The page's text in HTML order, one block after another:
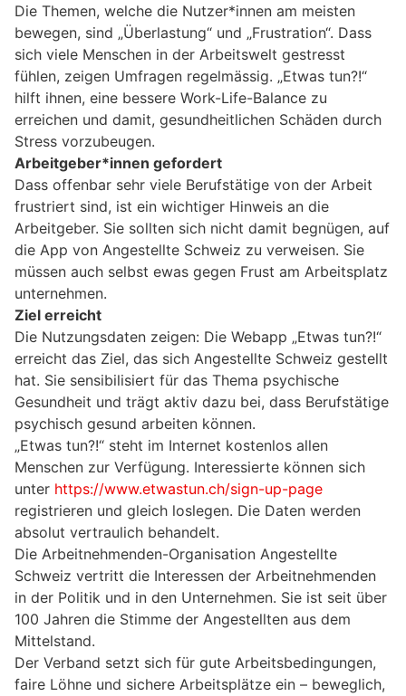
Die Themen, welche die Nutzer*innen am meisten
bewegen, sind „Überlastung“ und „Frustration“. Dass
sich viele Menschen in der Arbeitswelt gestresst
fühlen, zeigen Umfragen regelmässig. „Etwas tun?!“
hilft ihnen, eine bessere Work-Life-Balance zu
erreichen und damit, gesundheitlichen Schäden durch
Stress vorzubeugen.
Arbeitgeber*innen gefordert
Dass offenbar sehr viele Berufstätige von der Arbeit
frustriert sind, ist ein wichtiger Hinweis an die
Arbeitgeber. Sie sollten sich nicht damit begnügen, auf
die App von Angestellte Schweiz zu verweisen. Sie
müssen auch selbst ewas gegen Frust am Arbeitsplatz
unternehmen.
Ziel erreicht
Die Nutzungsdaten zeigen: Die Webapp „Etwas tun?!“
erreicht das Ziel, das sich Angestellte Schweiz gestellt
hat. Sie sensibilisiert für das Thema psychische
Gesundheit und trägt aktiv dazu bei, dass Berufstätige
psychisch gesund arbeiten können.
„Etwas tun?!“ steht im Internet kostenlos allen
Menschen zur Verfügung. Interessierte können sich
unter https://www.etwastun.ch/sign-up-page
registrieren und gleich loslegen. Die Daten werden
absolut vertraulich behandelt.
Die Arbeitnehmenden-Organisation Angestellte
Schweiz vertritt die Interessen der Arbeitnehmenden
in der Politik und in den Unternehmen. Sie ist seit über
100 Jahren die Stimme der Angestellten aus dem
Mittelstand.
Der Verband setzt sich für gute Arbeitsbedingungen,
faire Löhne und sichere Arbeitsplätze ein – beweglich,